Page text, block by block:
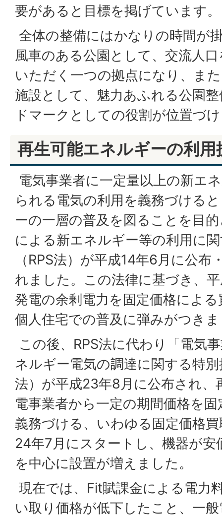
要があると目標を掲げています。
全体の整備にはかなりの時間が
風車のある公園として、交流人
いただく一つの拠点になり、ま
施設として、魅力あふれる公園
ドマークとしての役割が位置づ
再生可能エネルギーの利
電気事業者に一定量以上の新エ
られる電気の利用を義務づける
ーの一層の普及を図ることを目
による新エネルギー等の利用に
（RPS法）が平成14年6月に公
れました。この法律に基づき、
発電の余剰電力を固定価格によ
個人住宅での普及に弾みがつき
この後、RPS法に代わり「電気
ネルギー電気の調達に関する特
法）が平成23年8月に公布され、
電事業者から一定の期間価格を
義務づける、いわゆる固定価格
24年7月にスタートし、機器が安
を中心に設置が増えました。
現在では、Fit賦課金による電力
い取り価格が低下したこと、一